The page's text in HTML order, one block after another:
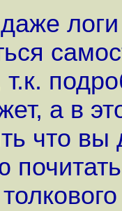
а в
что